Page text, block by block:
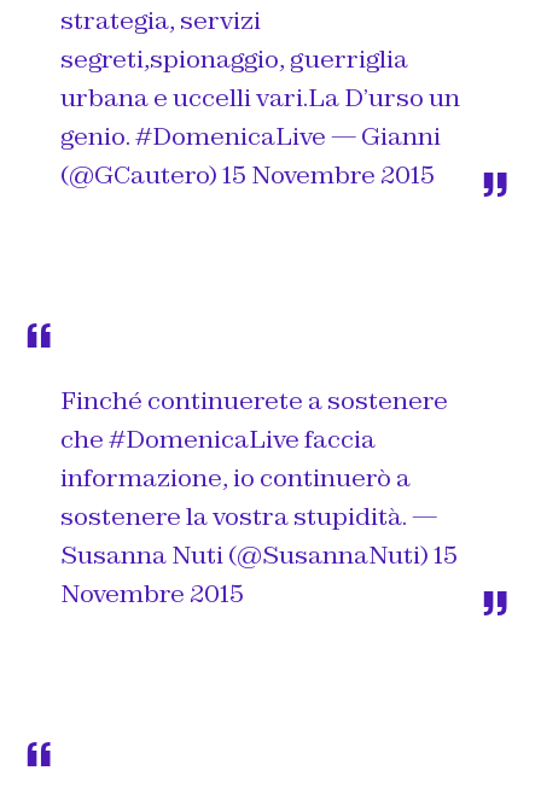
strategia, servizi
segreti,spionaggio, guerriglia
urbana e uccelli vari.La D’urso un
genio.#DomenicaLive— Gianni
(@GCautero)15 Novembre 2015
Finché continuerete a sostenere
che#DomenicaLivefaccia
informazione, io continuerò a
sostenere la vostra stupidità. —
Susanna Nuti (@SusannaNuti)15
Novembre 2015